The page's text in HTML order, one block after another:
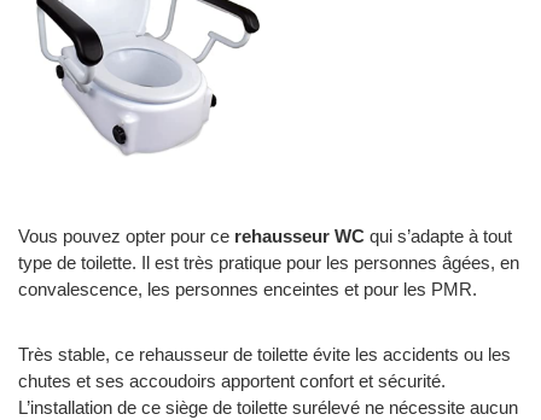
Vous pouvez opter pour ce rehausseur WC qui s’adapte à tout
type de toilette. Il est très pratique pour les personnes âgées, en
convalescence, les personnes enceintes et pour les PMR.
Très stable, ce rehausseur de toilette évite les accidents ou les
chutes et ses accoudoirs apportent confort et sécurité.
L’installation de ce siège de toilette surélevé ne nécessite aucun